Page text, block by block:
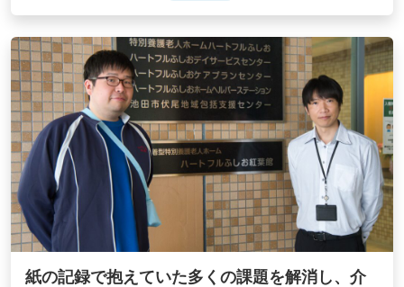
紙の記録で抱えていた多くの課題を解消し、介